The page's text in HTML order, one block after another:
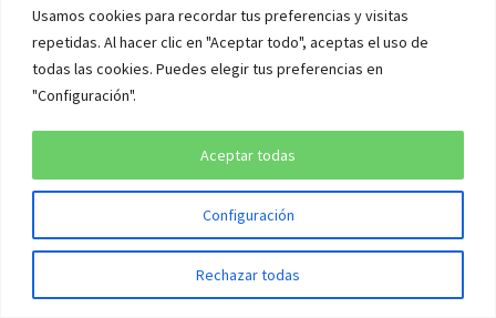
Usamos cookies para recordar tus preferencias y visitas
repetidas. Al hacer clic en "Aceptar todo", aceptas el uso de
todas las cookies. Puedes elegir tus preferencias en
"Configuración".
Configuración
Rechazar todas
Aceptar todas
Nazis
Persecución judía
Personajes curiosos
Pioneros
Piratas
Primera Guerra Mundial
Prisiones con Historia
Racismo